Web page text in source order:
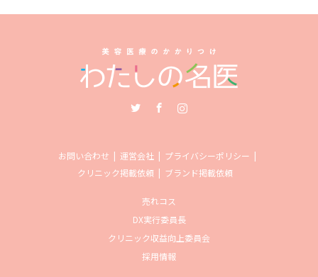
お問い合わせ 運営会社
プライバシーポリシー
クリニック掲載依頼
ブランド掲載依頼
売れコス
DX実行委員長
クリニック収益向上委員会
採用情報